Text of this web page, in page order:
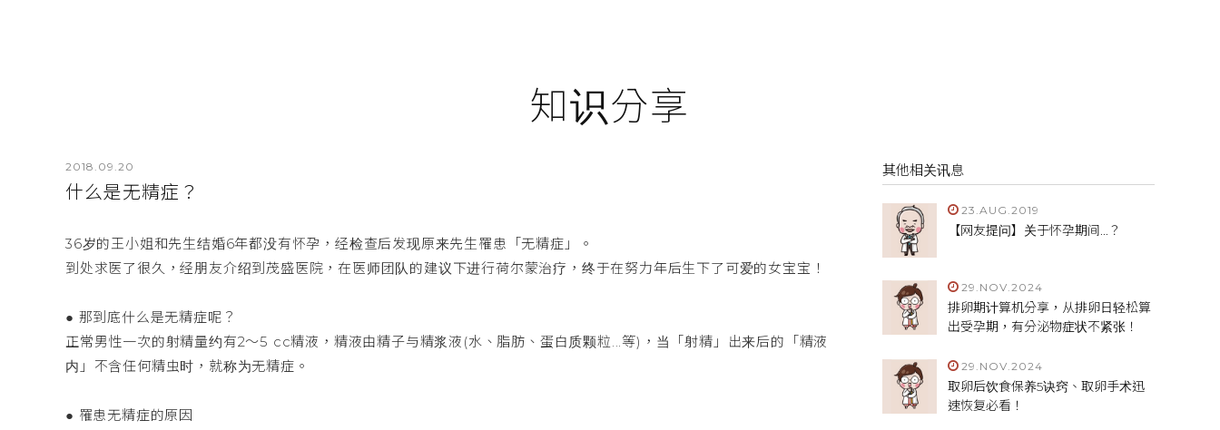
知识分享
2018.09.20
什么是无精症？
36岁的王小姐和先生结婚6年都没有怀孕，经检查后发现原来先生罹患「无精症」。
到处求医了很久，经朋友介绍到茂盛医院，在医师团队的建议下进行荷尔蒙治疗，终于在努力年后生下了可爱的女宝宝！
● 那到底什么是无精症呢？
正常男性一次的射精量约有2～5 cc精液，精液由精子与精浆液(水、脂肪、蛋白质颗粒...等)，当「射精」出来后的「精液
内」不含任何精虫时，就称为无精症。
● 罹患无精症的原因
其他相关讯息
23.AUG.2019
【网友提问】关于怀孕期间...？
29.NOV.2024
排卵期计算机分享，从排卵日轻松算
出受孕期，有分泌物症状不紧张！
29.NOV.2024
取卵后饮食保养5诀窍、取卵手术迅
速恢复必看！